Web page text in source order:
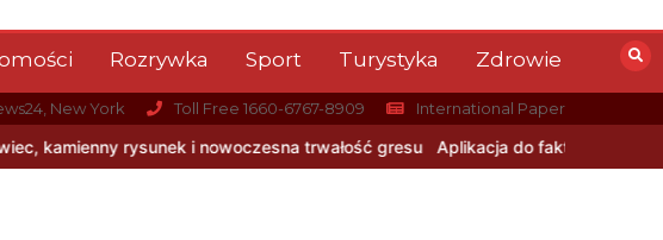
Rozrywka Sport Turystyka Zdrowie
New York Toll Free 1660-6767-8909 International Paper
trwałość gresu Aplikacja do fakturowania terenowego —